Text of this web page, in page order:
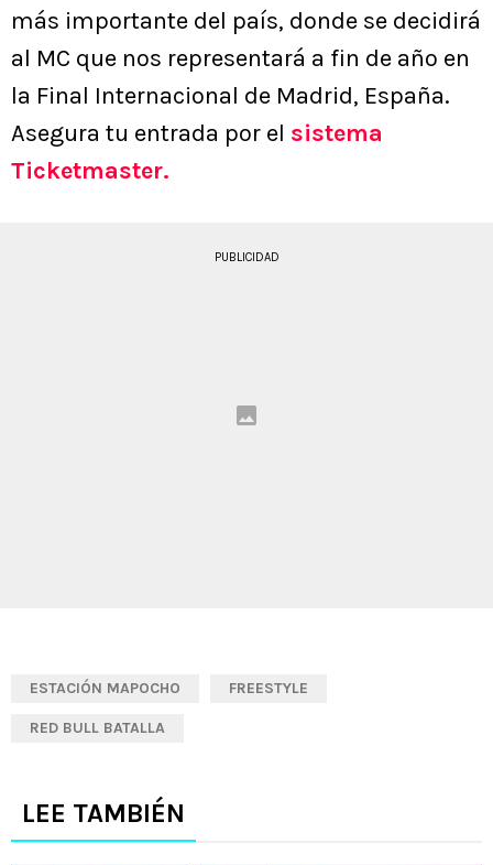
más importante del país, donde se decidirá
al MC que nos representará a fin de año en
la Final Internacional de Madrid, España.
Asegura tu entrada por el sistema
Ticketmaster.
PUBLICIDAD
ESTACIÓN MAPOCHO FREESTYLE
RED BULL BATALLA
LEE TAMBIÉN